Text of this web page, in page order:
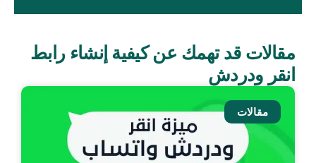
مقالات قد تهمك عن كيفية إنشاء رابط
انقر ودردش
مقالات